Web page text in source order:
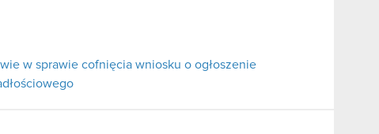
w sprawie cofnięcia wniosku o ogłoszenie